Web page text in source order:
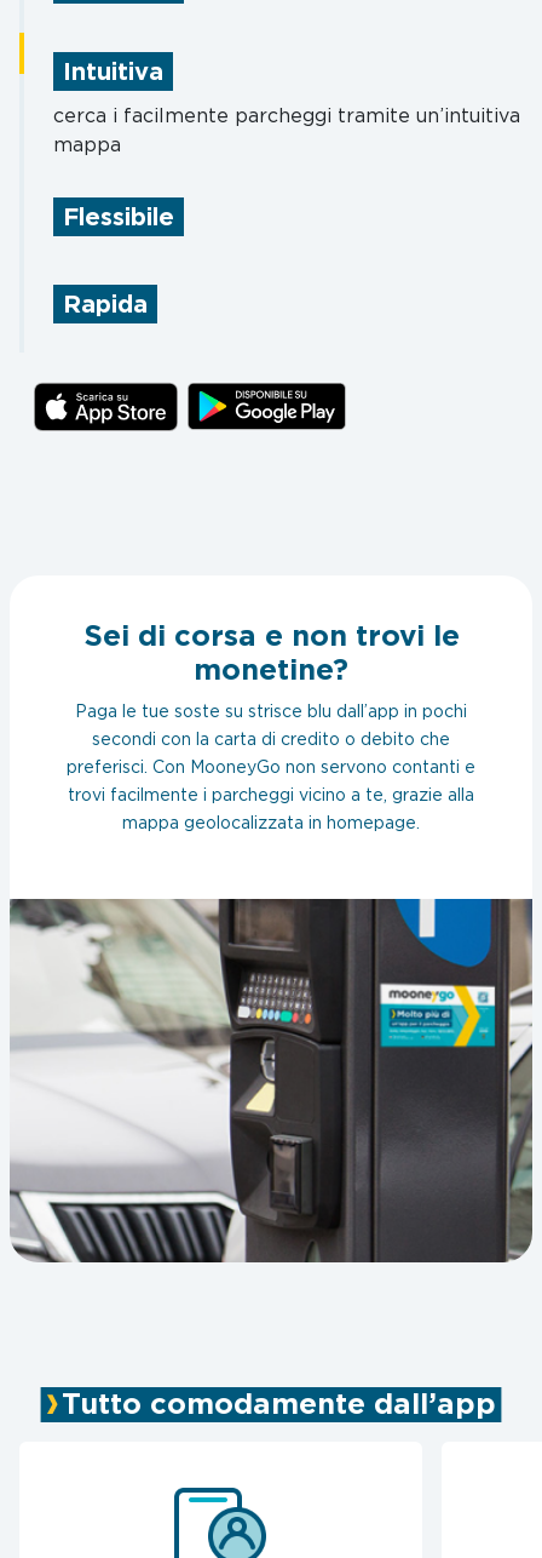
dall’app
Intuitiva
cerca i facilmente parcheggi tramite un’intuitiva
mappa
Flessibile
ovunque tu sia
Rapida
italiane: è il modo più veloce e sicuro!
Sei di corsa e non trovi le
monetine?
Paga le tue soste su strisce blu dall’app in pochi
secondi con la carta di credito o debito che
preferisci. Con MooneyGo non servono contanti e
trovi facilmente i parcheggi vicino a te, grazie alla
mappa geolocalizzata in homepage.
Tutto comodamente dall’app